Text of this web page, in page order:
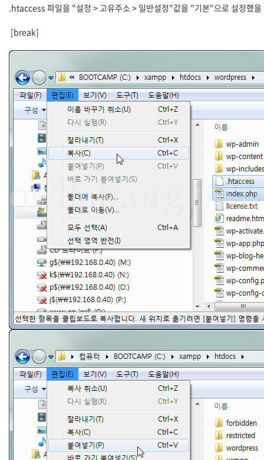
.htaccess 파일을 "설정 > 고유주소 > 일반설정"값을 "기본"으로 설정했을
[break]